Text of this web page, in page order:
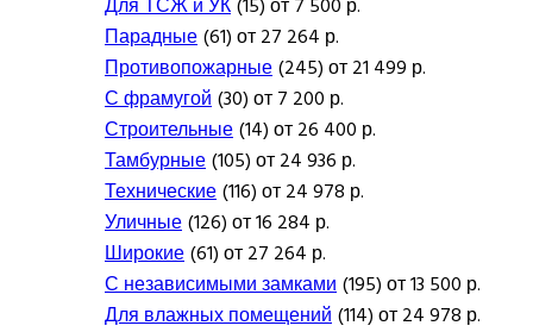
Парадные(61) от 27 264 р.
Противопожарные(245) от 21 499 р.
С фрамугой(30) от 7 200 р.
Строительные(14) от 26 400 р.
Тамбурные(105) от 24 936 р.
Технические(116) от 24 978 р.
Уличные(126) от 16 284 р.
Широкие(61) от 27 264 р.
С независимыми замками(195) от 13 500 р.
Для влажных помещений(114) от 24 978 р.